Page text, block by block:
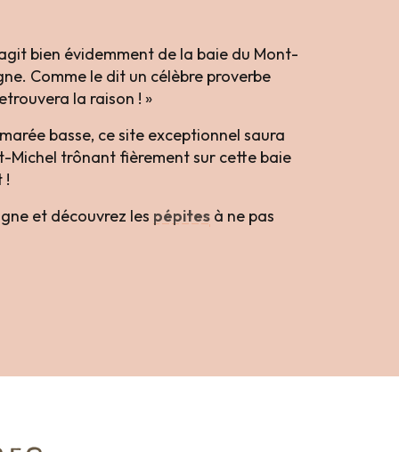
bien évidemment de la baie du Mont-
Comme le dit un célèbre proverbe
la raison ! »
basse, ce site exceptionnel saura
Michel trônant fièrement sur cette baie
!
et découvrez les pépites à ne pas